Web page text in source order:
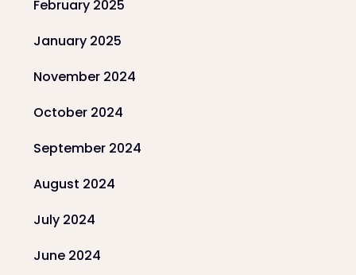
February 2025
January 2025
November 2024
October 2024
September 2024
August 2024
July 2024
June 2024